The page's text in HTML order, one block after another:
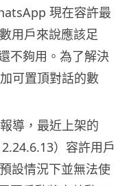
現在容許最
用戶來說應該足
不夠用。為了解決
可置頂對話的數
導，最近上架的
）容許用戶
設情況下並無法使